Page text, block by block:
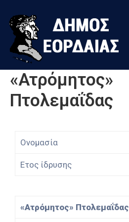
Αρχική
Πτολεμαΐδα
Κοινότητες
«Ατρόμητος»
Πτολεμαΐδας
Ονομασία
Ετος ίδρυσης
«Ατρόμητος» Πτολεμαΐδας